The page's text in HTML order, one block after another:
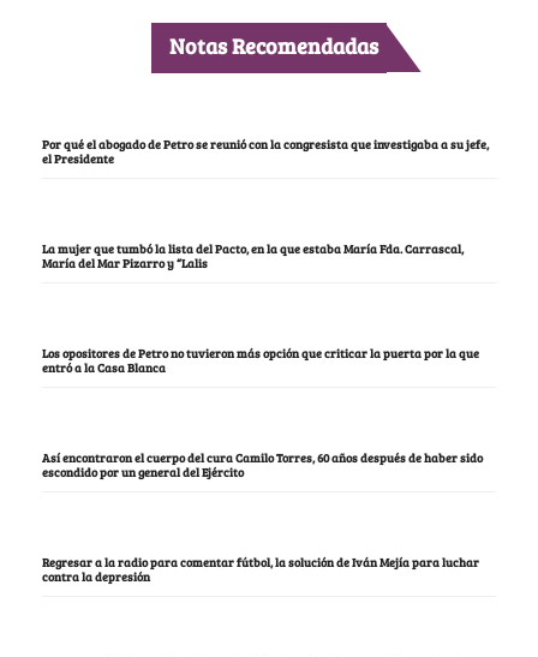
Notas Recomendadas
Por qué el abogado de Petro se reunió con la congresista que investigaba a su jefe,
el Presidente
La mujer que tumbó la lista del Pacto, en la que estaba María Fda. Carrascal,
María del Mar Pizarro y “Lalis
Los opositores de Petro no tuvieron más opción que criticar la puerta por la que
entró a la Casa Blanca
Así encontraron el cuerpo del cura Camilo Torres, 60 años después de haber sido
escondido por un general del Ejército
Regresar a la radio para comentar fútbol, la solución de Iván Mejía para luchar
contra la depresión